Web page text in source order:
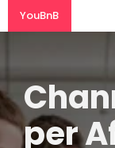
YouBnB
per